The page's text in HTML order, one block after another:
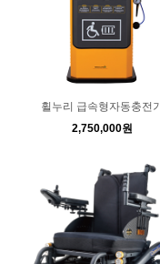
휠누리 급속형자동충전기
2,750,000원